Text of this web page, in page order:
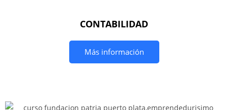
CONTABILIDAD
Más información